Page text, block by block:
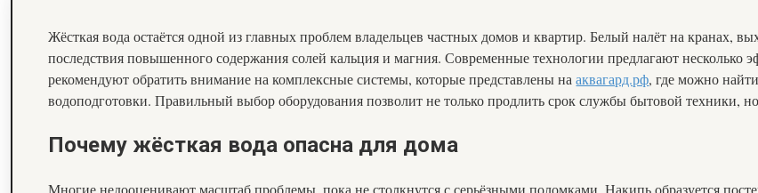
Жёсткая вода остаётся одной из главных проблем владельцев частных домов и квартир. Белый налёт на кранах,
последствия повышенного содержания солей кальция и магния. Современные технологии предлагают
рекомендуют обратить внимание на комплексные системы, которые представлены нааквагард.рф, где можно
водоподготовки. Правильный выбор оборудования позволит не только продлить срок службы бытовой техники,
Почему жёсткая вода опасна для дома
Многие недооценивают масштаб проблемы, пока не столкнутся с серьёзными поломками. Накипь образуется